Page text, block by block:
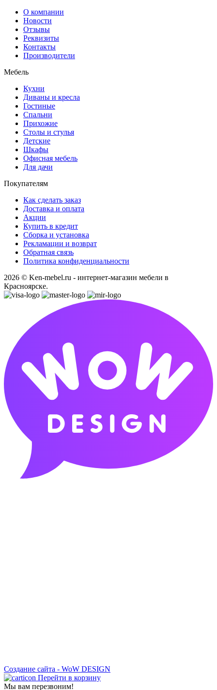
О компании
Новости
Отзывы
Реквизиты
Контакты
Производители
Мебель
Кухни
Диваны и кресла
Гостиные
Спальни
Прихожие
Столы и стулья
Детские
Шкафы
Офисная мебель
Для дачи
Покупателям
Как сделать заказ
Доставка и оплата
Акции
Купить в кредит
Сборка и установка
Рекламации и возврат
Обратная связь
Политика конфиденциальности
2026 © Ken-mebel.ru - интернет-магазин мебели в
Красноярске.
Создание сайта - WoW DESIGN
Перейти в корзину
Мы вам перезвоним!